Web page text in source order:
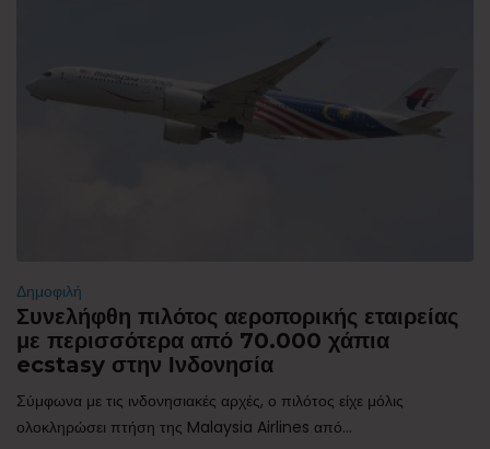
Δημοφιλή
Συνελήφθη πιλότος αεροπορικής εταιρείας
με περισσότερα από 70.000 χάπια
ecstasy στην Ινδονησία
Σύμφωνα με τις ινδονησιακές αρχές, ο πιλότος είχε μόλις
ολοκληρώσει πτήση της Malaysia Airlines από...